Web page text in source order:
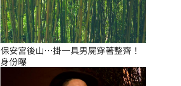
保安宮後山…掛一具男屍穿著整齊！
身份曝